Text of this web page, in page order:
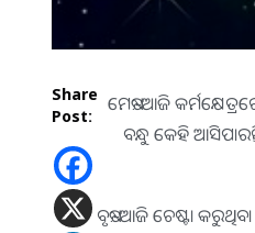
Share
Post:
ମେଷ:-ଆଜି
ବନ୍ଧୁ କେହି
ବୃଷ:-ଆଜି ଚେଷ୍ଟା